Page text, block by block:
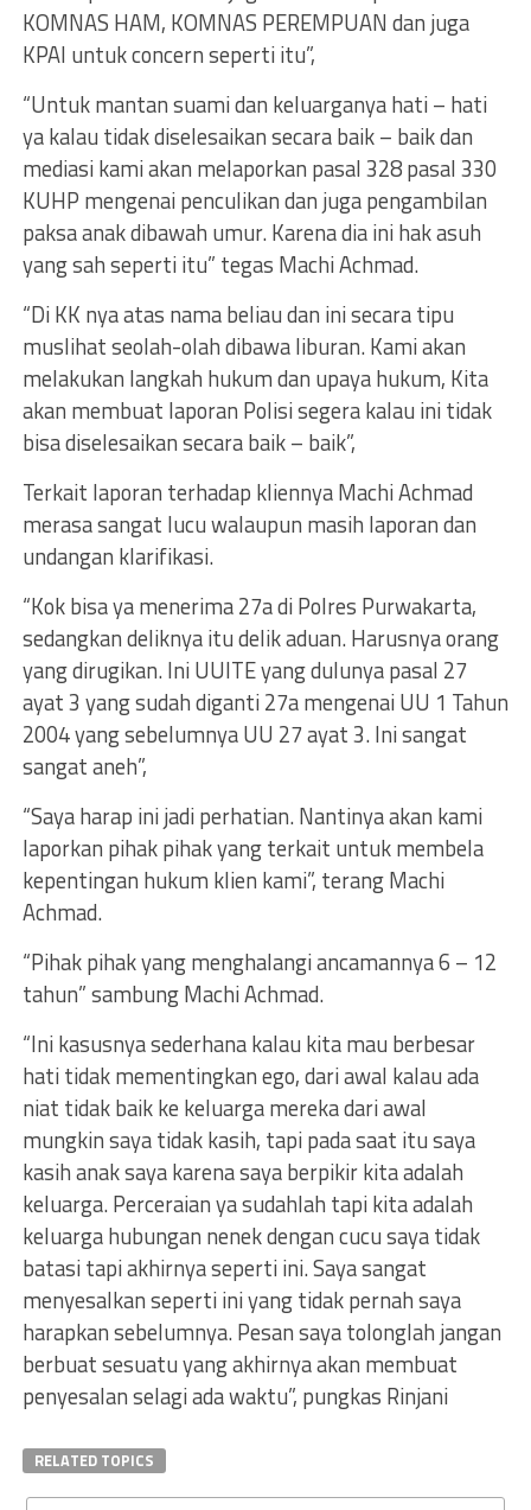
KOMNAS HAM, KOMNAS PEREMPUAN dan juga
KPAI untuk concern seperti itu”,
“Untuk mantan suami dan keluarganya hati – hati
ya kalau tidak diselesaikan secara baik – baik dan
mediasi kami akan melaporkan pasal 328 pasal 330
KUHP mengenai penculikan dan juga pengambilan
paksa anak dibawah umur. Karena dia ini hak asuh
yang sah seperti itu” tegas Machi Achmad.
“Di KK nya atas nama beliau dan ini secara tipu
muslihat seolah-olah dibawa liburan. Kami akan
melakukan langkah hukum dan upaya hukum, Kita
akan membuat laporan Polisi segera kalau ini tidak
bisa diselesaikan secara baik – baik”,
Terkait laporan terhadap kliennya Machi Achmad
merasa sangat lucu walaupun masih laporan dan
undangan klarifikasi.
“Kok bisa ya menerima 27a di Polres Purwakarta,
sedangkan deliknya itu delik aduan. Harusnya orang
yang dirugikan. Ini UUITE yang dulunya pasal 27
ayat 3 yang sudah diganti 27a mengenai UU 1 Tahun
2004 yang sebelumnya UU 27 ayat 3. Ini sangat
sangat aneh”,
“Saya harap ini jadi perhatian. Nantinya akan kami
laporkan pihak pihak yang terkait untuk membela
kepentingan hukum klien kami”, terang Machi
Achmad.
“Pihak pihak yang menghalangi ancamannya 6 – 12
tahun” sambung Machi Achmad.
“Ini kasusnya sederhana kalau kita mau berbesar
hati tidak mementingkan ego, dari awal kalau ada
niat tidak baik ke keluarga mereka dari awal
mungkin saya tidak kasih, tapi pada saat itu saya
kasih anak saya karena saya berpikir kita adalah
keluarga. Perceraian ya sudahlah tapi kita adalah
keluarga hubungan nenek dengan cucu saya tidak
batasi tapi akhirnya seperti ini. Saya sangat
menyesalkan seperti ini yang tidak pernah saya
harapkan sebelumnya. Pesan saya tolonglah jangan
berbuat sesuatu yang akhirnya akan membuat
penyesalan selagi ada waktu”, pungkas Rinjani
RELATED TOPICS